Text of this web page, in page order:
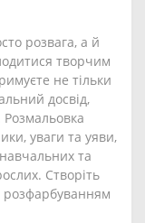
розвага, а й
творчим
не тільки
досвід,
уваги та уяви,
та
Створіть
розфарбуванням